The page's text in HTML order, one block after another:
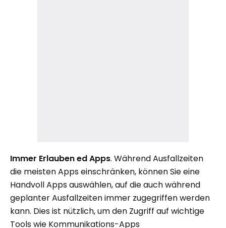
Immer Erlauben ed Apps. Während Ausfallzeiten
die meisten Apps einschränken, können Sie eine
Handvoll Apps auswählen, auf die auch während
geplanter Ausfallzeiten immer zugegriffen werden
kann. Dies ist nützlich, um den Zugriff auf wichtige
Tools wie Kommunikations-Apps